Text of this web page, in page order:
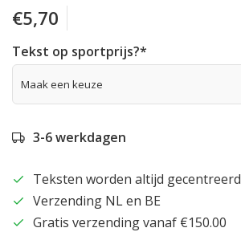
€5,70
Tekst op sportprijs?*
3-6 werkdagen
Teksten worden altijd gecentreerd
Verzending NL en BE
Gratis verzending vanaf €150.00